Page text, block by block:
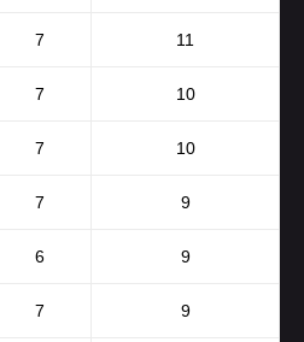
7 11
7 10
7 10
7 9
6 9
7 9